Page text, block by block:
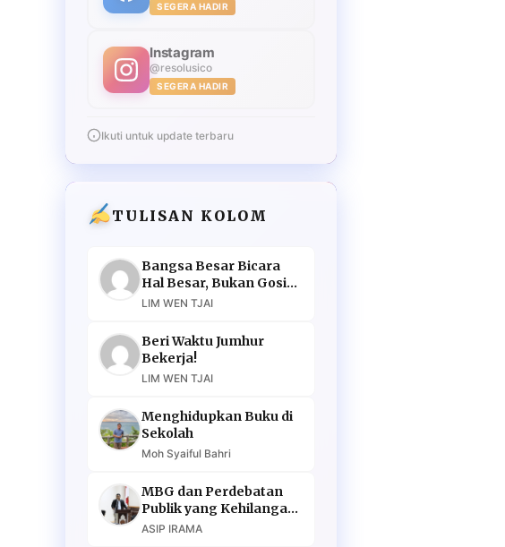
SEGERA HADIR
Instagram
@resolusico
SEGERA HADIR
Ikuti untuk update terbaru
TULISAN KOLOM
Bangsa Besar Bicara
Hal Besar, Bukan Gosip
Murahan
LIM WEN TJAI
Beri Waktu Jumhur
Bekerja!
LIM WEN TJAI
Menghidupkan Buku di
Sekolah
Moh Syaiful Bahri
MBG dan Perdebatan
Publik yang Kehilangan
Argumen
ASIP IRAMA